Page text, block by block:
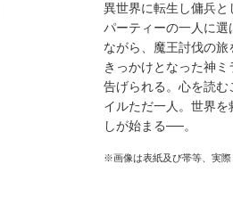
異世界に転生し傭兵
パーティーの一人に
ながら、魔王討伐の
きっかけとなった神
告げられる。心を読
イルただ一人。世界
しが始まる──。
※画像は表紙及び帯等、実際